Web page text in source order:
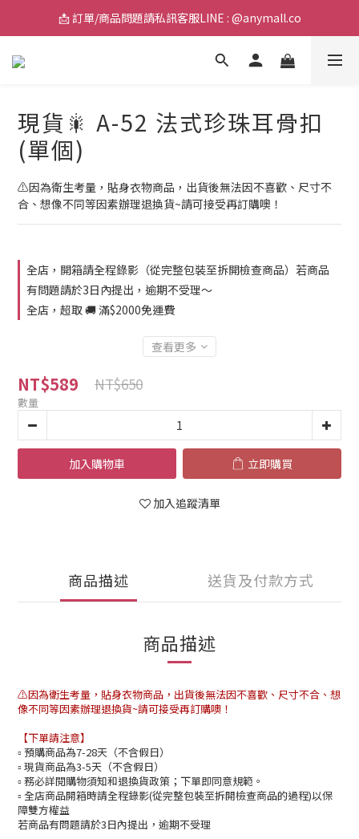
📩 訂單/商品問題請私訊客服LINE : @anymall.co
📩 訂單/商品問題請私訊客服LINE : @anymall.co
🚚 全館滿$2000超取免運 / $3800宅配免運
現貨🎇 A-52 法式珍珠耳骨扣
(單個)
⚠️因為衛生考量，貼身衣物商品，出貨後無法因不喜歡、尺寸不
合、想像不同等因素辦理退換貨~請可接受再訂購噢！
全店，開箱請全程錄影（從完整包裝至拆開檢查商品）若商品
有問題請於3日內提出，逾期不受理～
全店，超取 🚚 滿$2000免運費
查看更多
NT$589 NT$650
數量
加入購物車 立即購買
加入追蹤清單
商品描述 送貨及付款方式
商品描述
⚠️因為衛生考量，貼身衣物商品，出貨後無法因不喜歡、尺寸不合、想
像不同等因素辦理退換貨~請可接受再訂購噢！
【下單請注意】
▫️ 預購商品為7-28天（不含假日）
▫️ 現貨商品為3-5天（不含假日）
▫️ 務必詳閱購物須知和退換貨政策；下單即同意規範。
▫️ 全店商品開箱時請全程錄影(從完整包裝至拆開檢查商品的過程)以保
障雙方權益
若商品有問題請於3日內提出，逾期不受理